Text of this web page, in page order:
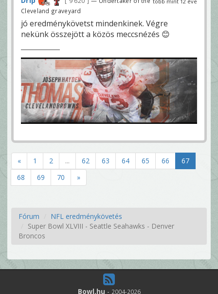
Cleveland graveyard
jó eredménykövetst mindenkinek. Végre
nekünk összejött a közös meccsnézés 😊
« 1 2 ... 62 63 64 65 66
67
68
69 70 »
Fórum
NFL eredménykövetés
Super Bowl XLVIII - Seattle Seahawks - Denver
Broncos
Bowl.hu - 2004-2026